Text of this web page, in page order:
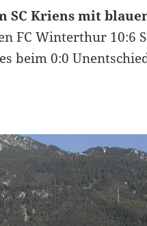
Kriens mit
FC Winterthur 10:6
beim 0:0